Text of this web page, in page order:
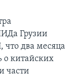
Грузии
два месяца
о китайских
части